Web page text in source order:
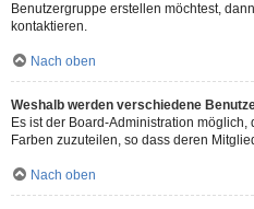
Benutzergruppe erstellen möchtest,
kontaktieren.
Nach oben
Weshalb werden verschiedene
Es ist der Board-Administration
Farben zuzuteilen, so dass deren
Nach oben